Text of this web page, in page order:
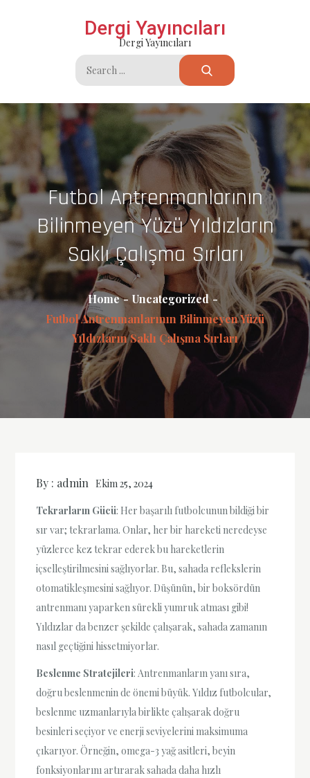
Dergi Yayıncıları
Dergi Yayıncıları
Search
for:
Futbol Antrenmanlarının
Bilinmeyen Yüzü Yıldızların
Saklı Çalışma Sırları
Home
Uncategorized
Futbol Antrenmanlarının Bilinmeyen Yüzü
Yıldızların Saklı Çalışma Sırları
By : admin Ekim 25, 2024
Tekrarların Gücü: Her başarılı futbolcunun bildiği bir
sır var; tekrarlama. Onlar, her bir hareketi neredeyse
yüzlerce kez tekrar ederek bu hareketlerin
içselleştirilmesini sağlıyorlar. Bu, sahada reflekslerin
otomatikleşmesini sağlıyor. Düşünün, bir boksördün
antrenmanı yaparken sürekli yumruk atması gibi!
Yıldızlar da benzer şekilde çalışarak, sahada zamanın
nasıl geçtiğini hissetmiyorlar.
Beslenme Stratejileri: Antrenmanların yanı sıra,
doğru beslenmenin de önemi büyük. Yıldız futbolcular,
beslenme uzmanlarıyla birlikte çalışarak doğru
besinleri seçiyor ve enerji seviyelerini maksimuma
çıkarıyor. Örneğin, omega-3 yağ asitleri, beyin
fonksiyonlarını artırarak sahada daha hızlı